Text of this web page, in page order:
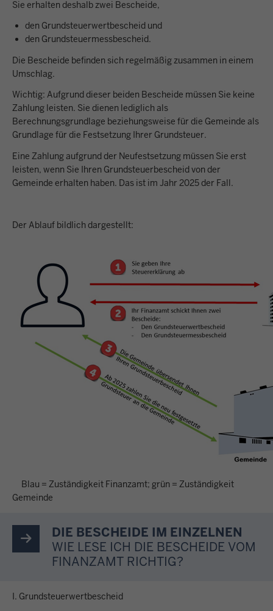
Sie erhalten deshalb zwei Bescheide,
den Grundsteuerwertbescheid und
den Grundsteuermessbescheid.
Die Bescheide befinden sich regelmäßig zusammen in einem
Umschlag.
Wichtig: Aufgrund dieser beiden Bescheide müssen Sie keine
Zahlung leisten. Sie dienen lediglich als
Berechnungsgrundlage beziehungsweise für die Gemeinde als
Grundlage für die Festsetzung Ihrer Grundsteuer.
Eine Zahlung aufgrund der Neufestsetzung müssen Sie erst
leisten, wenn Sie Ihren Grundsteuerbescheid von der
Gemeinde erhalten haben. Das ist im Jahr 2025 der Fall.
Der Ablauf bildlich dargestellt:
Blau = Zuständigkeit Finanzamt; grün = Zuständigkeit
Gemeinde
DIE BESCHEIDE IM EINZELNEN
WIE LESE ICH DIE BESCHEIDE VOM
FINANZAMT RICHTIG?
I. Grundsteuerwertbescheid